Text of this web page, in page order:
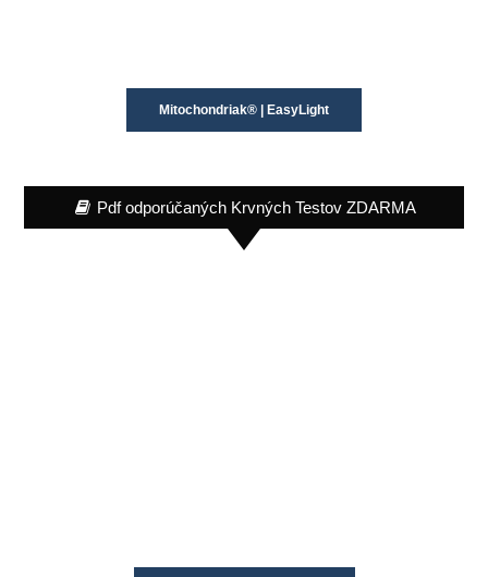
Mitochondriak® | EasyLight
Pdf odporúčaných Krvných Testov ZDARMA